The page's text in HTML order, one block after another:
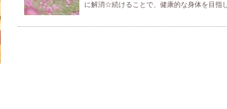
に解消☆続けることで、健康的な身体を目指